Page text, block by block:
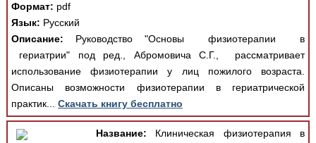
Формат: pdf
Язык: Русский
Описание: Руководство "Основы физиотерапии в
гериатрии" под ред., Абромовича С.Г., рассматривает
использование физиотерапии у лиц пожилого возраста.
Описаны возможности физиотерапии в гериатрической
практик... Скачать книгу бесплатно
Название: Клиническая физиотерапия в